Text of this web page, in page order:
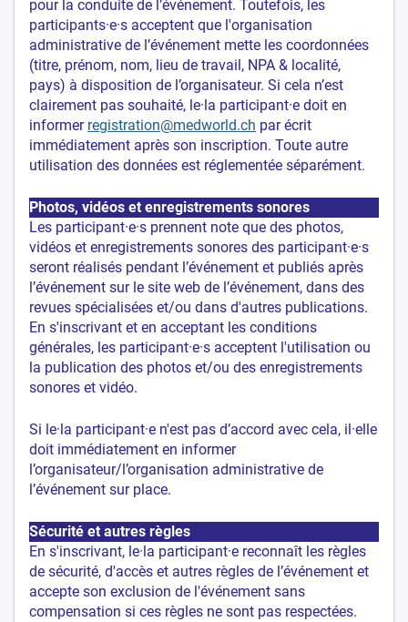
pour la conduite de l’événement. Toutefois, les
participants·e·s acceptent que l'organisation
administrative de l’événement mette les coordonnées
(titre, prénom, nom, lieu de travail, NPA & localité,
pays) à disposition de l’organisateur. Si cela n’est
clairement pas souhaité, le·la participant·e doit en
informer registration@medworld.ch par écrit
immédiatement après son inscription. Toute autre
utilisation des données est réglementée séparément.
Photos, vidéos et enregistrements sonores
Les participant·e·s prennent note que des photos,
vidéos et enregistrements sonores des participant·e·s
seront réalisés pendant l’événement et publiés après
l’événement sur le site web de l’événement, dans des
revues spécialisées et/ou dans d'autres publications.
En s'inscrivant et en acceptant les conditions
générales, les participant·e·s acceptent l'utilisation ou
la publication des photos et/ou des enregistrements
sonores et vidéo.
Si le·la participant·e n'est pas d’accord avec cela, il·elle
doit immédiatement en informer
l’organisateur/l’organisation administrative de
l’événement sur place.
Sécurité et autres règles
En s'inscrivant, le·la participant·e reconnaît les règles
de sécurité, d'accès et autres règles de l’événement et
accepte son exclusion de l'événement sans
compensation si ces règles ne sont pas respectées.